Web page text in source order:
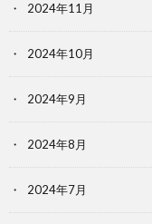
2024年11月
2024年10月
2024年9月
2024年8月
2024年7月